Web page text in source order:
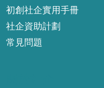
初創社企實用手冊
社企資助計劃
常見問題